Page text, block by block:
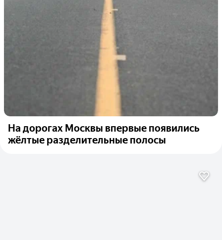
На дорогах Москвы впервые появились
жёлтые разделительные полосы